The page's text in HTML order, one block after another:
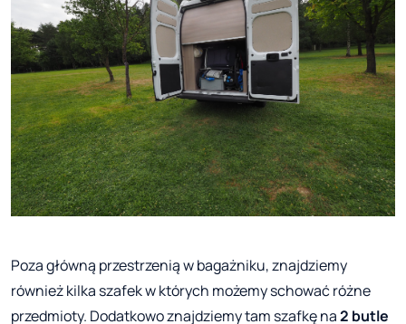
Poza główną przestrzenią w bagażniku, znajdziemy
również kilka szafek w których możemy schować różne
przedmioty. Dodatkowo znajdziemy tam szafkę na2 butle